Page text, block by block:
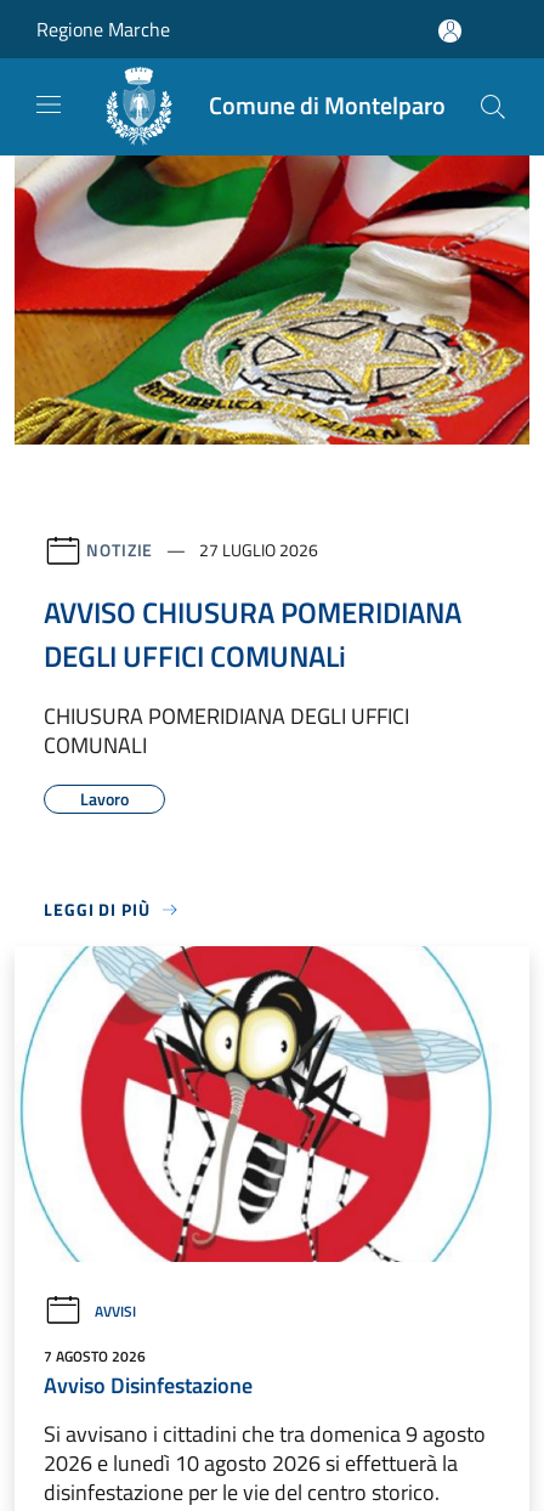
Regione Marche
Comune di Montelparo
NOTIZIE 27 LUGLIO 2026
AVVISO CHIUSURA POMERIDIANA
DEGLI UFFICI COMUNALi
CHIUSURA POMERIDIANA DEGLI UFFICI
COMUNALI
Lavoro
LEGGI DI PIÙ
AVVISI
7 AGOSTO 2026
Avviso Disinfestazione
Si avvisano i cittadini che tra domenica 9 agosto
2026 e lunedì 10 agosto 2026 si effettuerà la
disinfestazione per le vie del centro storico.